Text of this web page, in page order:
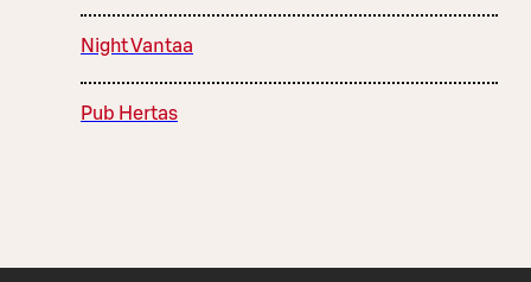
Night Vantaa
Pub Hertas